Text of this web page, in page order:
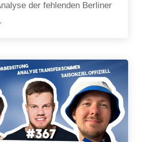
der fehlenden Berliner